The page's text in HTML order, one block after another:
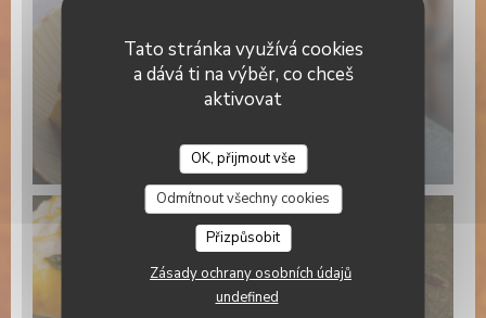
Tato stránka využívá cookies
a dává ti na výběr, co chceš
aktivovat
OK, přijmout vše
Odmítnout všechny cookies
Přizpůsobit
Zásady ochrany osobních údajů
undefined
Brasserie Valma